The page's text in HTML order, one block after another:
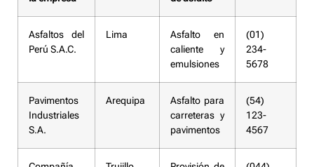
Asfaltos del
Perú S.A.C.
Lima
Asfalto en
caliente y
emulsiones
(01)
234-
5678
Pavimentos
Industriales
S.A.
Arequipa
Asfalto para
carreteras y
pavimentos
(54)
123-
4567